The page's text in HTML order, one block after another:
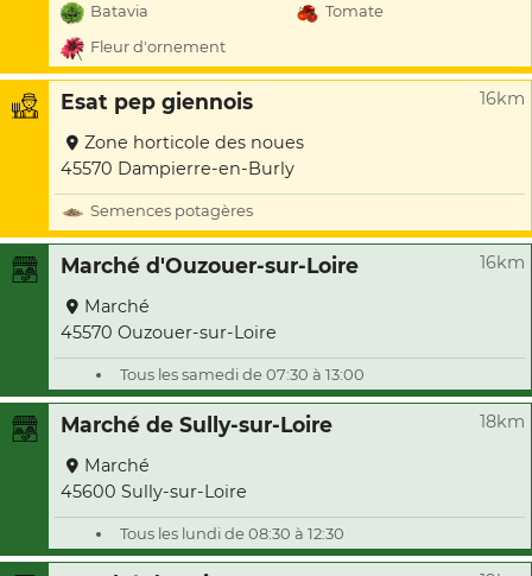
Batavia
Tomate
Fleur d'ornement
Esat pep giennois 16km
Zone horticole des noues
45570 Dampierre-en-Burly
Semences potagères
Marché d'Ouzouer-sur-Loire 16km
Marché
45570 Ouzouer-sur-Loire
Tous les samedi de 07:30 à 13:00
Marché de Sully-sur-Loire 18km
Marché
45600 Sully-sur-Loire
Tous les lundi de 08:30 à 12:30